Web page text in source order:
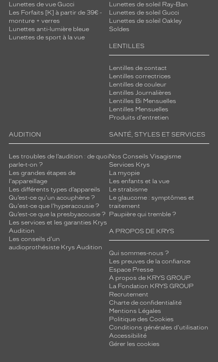
Lunettes de vue Gucci
Les Forfaits [K] à partir de 39€ -
monture + verres
Lunettes anti-lumière bleue
Lunettes de sport à la vue
Lunettes de soleil Ray-Ban
Lunettes de soleil Gucci
Lunettes de soleil Oakley
Soldes
LENTILLES
Lentilles de contact
Lentilles correctrices
Lentilles de couleur
Lentilles Journalières
Lentilles Bi Mensuelles
Lentilles Mensuelles
Produits d'entretien
AUDITION
Les troubles de l’audition : de quoi
parle-t-on ?
Les grandes étapes de
l'appareillage
Les différents types d’appareils
Qu’est-ce qu'un acouphène ?
Qu'est-ce que l'hyperacousie ?
Qu’est-ce que la presbyacousie ?
Les services et les garanties Krys
Audition
Les conseils d'un
audioprothésiste Krys Audition
SANTÉ, STYLES ET SERVICES
Nos Conseils Visagisme
Services Krys
La myopie
Les enfants et la vue
Le strabisme
Le glaucome : symptômes et
traitement
Paupière qui tremble ?
A PROPOS DE KRYS
Qui sommes-nous ?
Les preuves de la confiance
Espace Presse
A propos de KRYS GROUP
La Fondation KRYS GROUP
Recrutement
Charte de confidentialité
Mentions Légales
Politique des Cookies
Conditions générales d'utilisation
Accessibilité
Gérer les cookies